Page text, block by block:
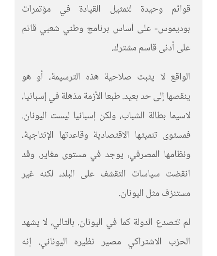
قوائم وحيدة لتمثيل القيادة في مؤتمرات
بوديموس- على أساس برنامج وطني شعبي قائم
على أدنى قاسم مشترك.
الواقع لا يثبت صلاحية هذه الترسيمة، أو هو
ينقصها إلى حد بعيد. طبعا الأزمة مذهلة في إسبانيا،
لاسيما بطالة الشباب، ولكن إسبانيا ليست اليونان.
فمستوى تنميتها الاقتصادية وقاعدتها الإنتاجية،
ونظامها المصرفي، يوجد في مستوى مغاير. وقد
انقضت سياسات التقشف على البلد، لكنه غير
مستنزف مثل اليونان.
لم تتصدع الدولة كما في اليونان. بالتالي، لا يشهد
الحزب الاشتراكي مصير نظيره اليوناني. إنه